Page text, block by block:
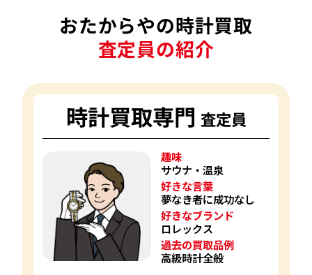
おたからやの時計買取
査定員の紹介
時計買取専門 査定員
趣味
サウナ・温泉
好きな言葉
夢なき者に成功なし
好きなブランド
ロレックス
過去の買取品例
高級時計全般